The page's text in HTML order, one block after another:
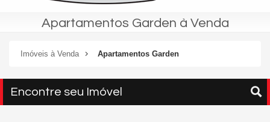
Apartamentos Garden à Venda
Imóveis à Venda Apartamentos Garden
Encontre seu Imóvel